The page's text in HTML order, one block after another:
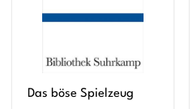
Das böse Spielzeug